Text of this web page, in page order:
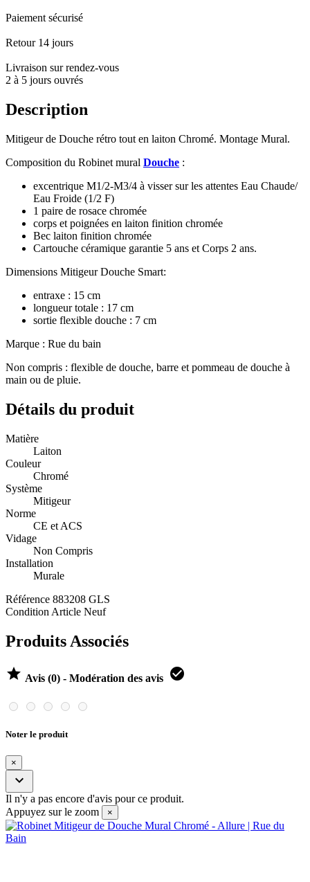
Paiement sécurisé
Retour 14 jours
Livraison sur rendez-vous
2 à 5 jours ouvrés
Description
Mitigeur de Douche rétro tout en laiton Chromé. Montage Mural.
Composition du Robinet mural Douche :
excentrique M1/2-M3/4 à visser sur les attentes Eau Chaude/
Eau Froide (1/2 F)
1 paire de rosace chromée
corps et poignées en laiton finition chromée
Bec laiton finition chromée
Cartouche céramique garantie 5 ans et Corps 2 ans.
Dimensions Mitigeur Douche Smart:
entraxe : 15 cm
longueur totale : 17 cm
sortie flexible douche : 7 cm
Marque : Rue du bain
Non compris : flexible de douche, barre et pommeau de douche à
main ou de pluie.
Détails du produit
Matière
Laiton
Couleur
Chromé
Système
Mitigeur
Norme
CE et ACS
Vidage
Non Compris
Installation
Murale
Référence 883208 GLS
Condition Article Neuf
Produits Associés
 Avis (0) - Modération des avis 
Noter le produit
×

Il n'y a pas encore d'avis pour ce produit.
Appuyez sur le zoom
×